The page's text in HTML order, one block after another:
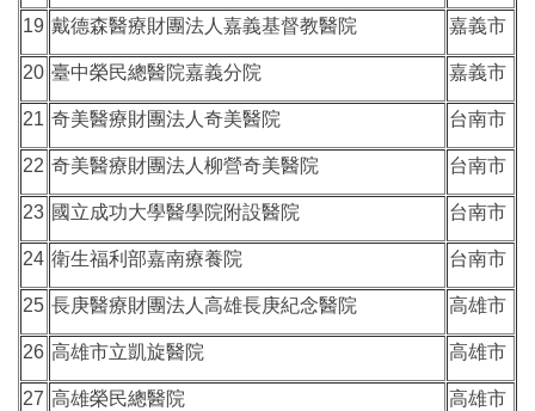
19 戴德森醫療財團法人嘉義基督教醫院 嘉義市
20 臺中榮民總醫院嘉義分院 嘉義市
21 奇美醫療財團法人奇美醫院 台南市
22 奇美醫療財團法人柳營奇美醫院 台南市
23 國立成功大學醫學院附設醫院 台南市
24 衛生福利部嘉南療養院 台南市
25 長庚醫療財團法人高雄長庚紀念醫院 高雄市
26 高雄市立凱旋醫院 高雄市
27 高雄榮民總醫院 高雄市